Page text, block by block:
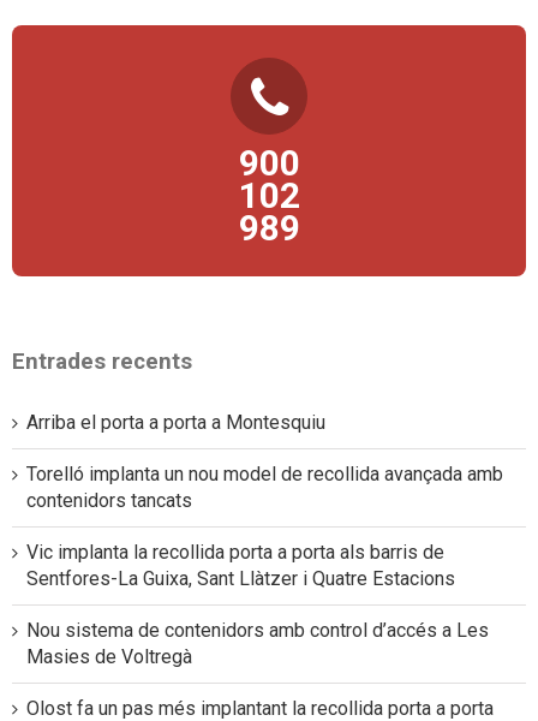
900
102
989
TELÈFON D’ATENCIÓ AL CIUTADÀ
Per a qualsevol consulta podeu posar-vos en contacte directe amb
nosaltres.
Entrades recents
Arriba el porta a porta a Montesquiu
Torelló implanta un nou model de recollida avançada amb
contenidors tancats
Vic implanta la recollida porta a porta als barris de
Sentfores-La Guixa, Sant Llàtzer i Quatre Estacions
Nou sistema de contenidors amb control d’accés a Les
Masies de Voltregà
Olost fa un pas més implantant la recollida porta a porta